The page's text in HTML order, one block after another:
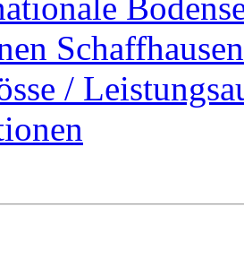
Schaffhausen
/